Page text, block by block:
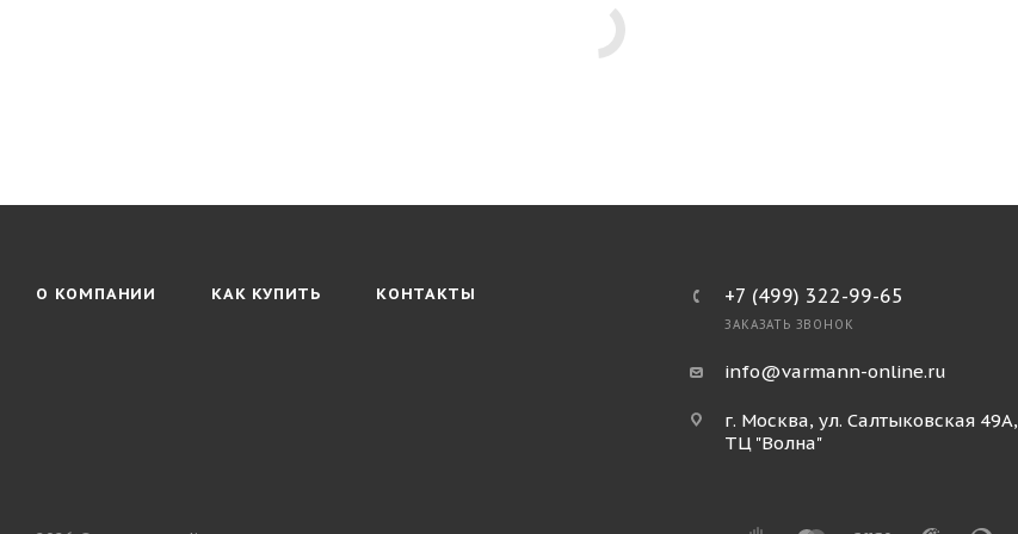
О КОМПАНИИ КАК КУПИТЬ КОНТАКТЫ +7 (499) 322-99-65
ЗАКАЗАТЬ ЗВОНОК
info@varmann-online.ru
г. Москва, ул. Салтыковская 49А,
ТЦ "Волна"